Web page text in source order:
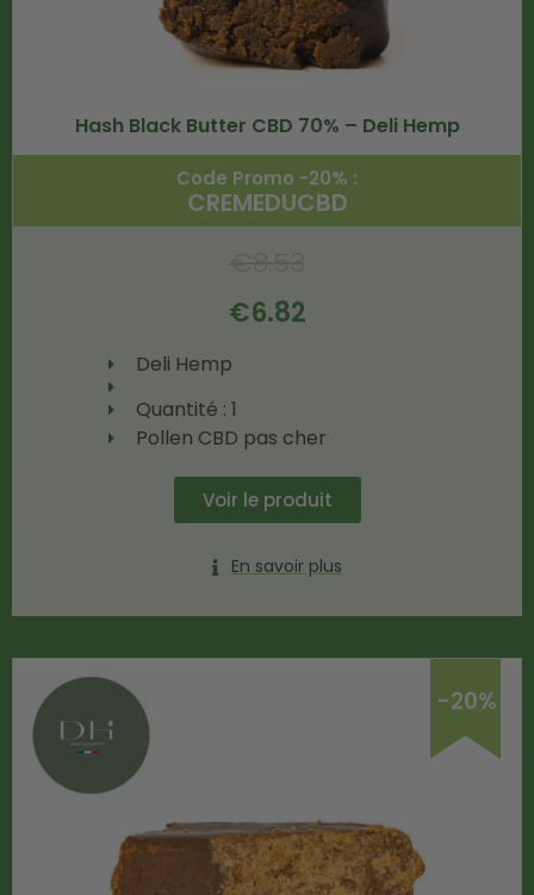
Hash Black Butter CBD 70% – Deli Hemp
Code Promo -20% :
CREMEDUCBD
€6.82
Deli Hemp
Quantité : 1
Pollen CBD pas cher
Voir le produit
En savoir plus
-20%